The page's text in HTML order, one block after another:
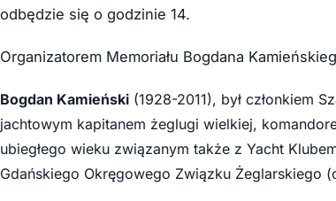
odbędzie się o godzinie 14.
Organizatorem Memoriału Bogdana
Bogdan Kamieński (1928-2011), był członkiem
jachtowym kapitanem żeglugi wielkiej,
ubiegłego wieku związanym także z Yacht
Gdańskiego Okręgowego Związku Żeglarskiego